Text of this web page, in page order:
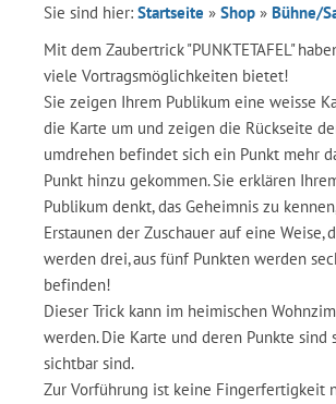
Sie sind hier: Startseite » Shop » Bühne/
Mit dem Zaubertrick "PUNKTETAFEL"
viele Vortragsmöglichkeiten bietet!
Sie zeigen Ihrem Publikum eine weisse
die Karte um und zeigen die Rückseite
umdrehen befindet sich ein Punkt mehr
Punkt hinzu gekommen. Sie erklären
Publikum denkt, das Geheimnis zu
Erstaunen der Zuschauer auf eine
werden drei, aus fünf Punkten werden
befinden!
Dieser Trick kann im heimischen
werden. Die Karte und deren Punkte sind
sichtbar sind.
Zur Vorführung ist keine Fingerfertigkeit